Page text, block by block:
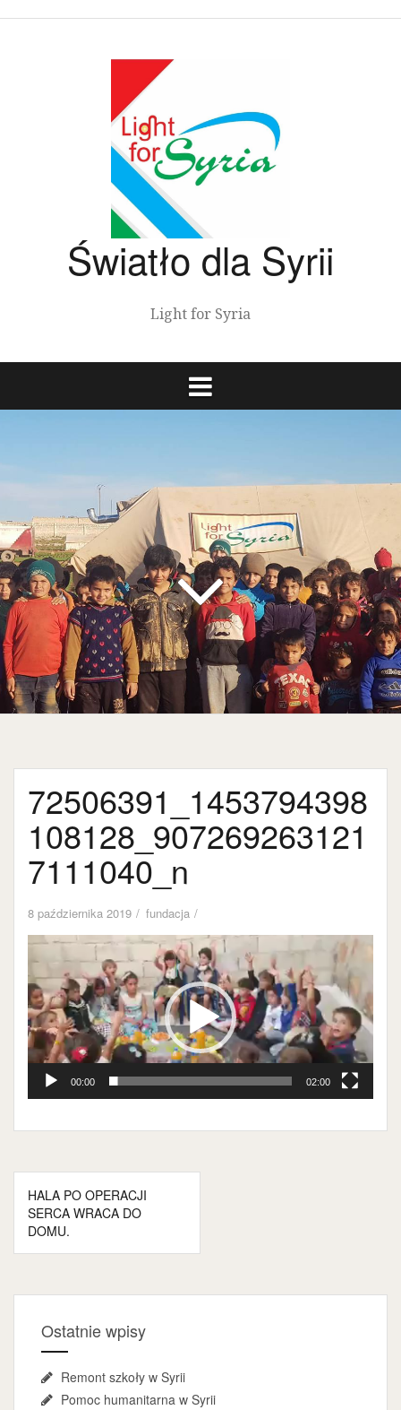
Światło dla Syrii
Light for Syria
72506391_1453794398
108128_907269263121
7111040_n
8 października 2019 fundacja
Odtwarzacz
video
00:00 02:00
Nawigacja
wpisu
HALA PO OPERACJI
SERCA WRACA DO
DOMU.
Ostatnie wpisy
Remont szkoły w Syrii
Pomoc humanitarna w Syrii